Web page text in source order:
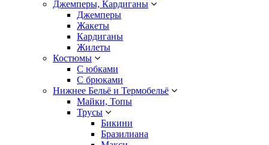
Джемперы, Кардиганы
Джемперы
Жакеты
Кардиганы
Жилеты
Костюмы
С юбками
С брюками
Нижнее Бельё и Термобельё
Майки, Топы
Трусы
Бикини
Бразилиана